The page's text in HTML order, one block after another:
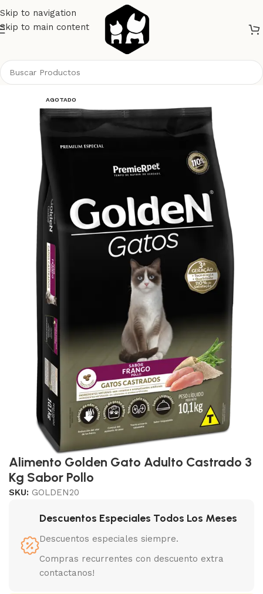
Skip to navigation
Skip to main content
AGOTADO
Alimento Golden Gato Adulto Castrado 3
Kg Sabor Pollo
SKU: GOLDEN20
Descuentos Especiales Todos Los Meses
Descuentos especiales siempre.
Compras recurrentes con descuento extra
contactanos!